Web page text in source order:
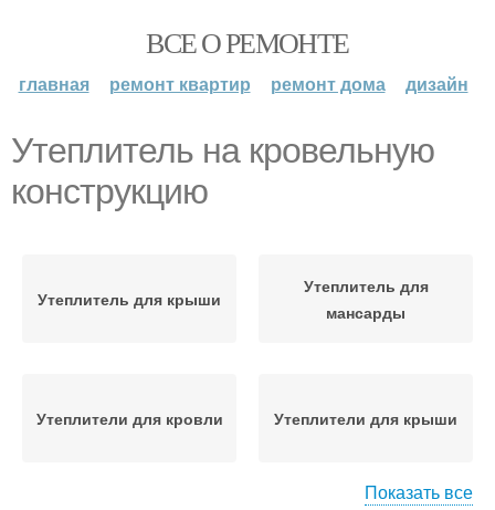
ВСЕ О РЕМОНТЕ
главная ремонт квартир ремонт дома дизайн
Утеплитель на кровельную
конструкцию
Утеплитель для крыши
Утеплитель для
мансарды
Утеплители для кровли Утеплители для крыши
Показать все